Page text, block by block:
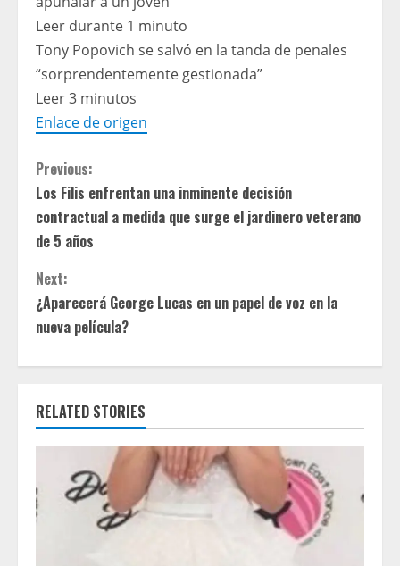
Leer durante 1 minuto
Tony Popovich se salvó en la tanda de penales
“sorprendentemente gestionada”
Leer 3 minutos
Enlace de origen
C
o
n
t
i
n
u
e
e
Previous:
Los Filis enfrentan una inminente decisión
contractual a medida que surge el jardinero veterano
de 5 años
Next:
¿Aparecerá George Lucas en un papel de voz en la
nueva película?
RELATED STORIES